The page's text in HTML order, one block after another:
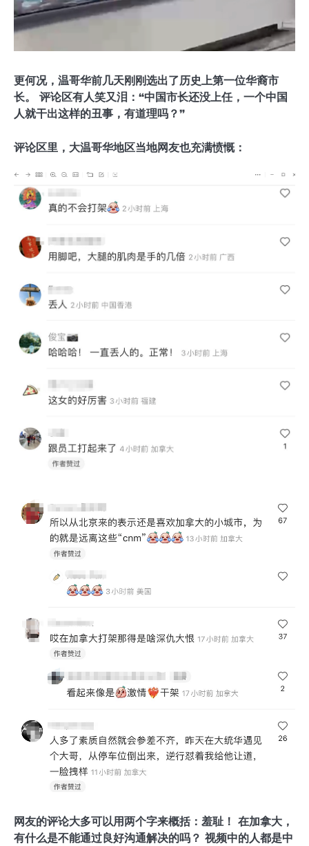
更何况，温哥华前几天刚刚选出了历史上第一位华裔市
长。 评论区有人笑又泪：“中国市长还没上任，一个中国
人就干出这样的丑事，有道理吗？”
评论区里，大温哥华地区当地网友也充满愤慨：
网友的评论大多可以用两个字来概括：羞耻！ 在加拿大，
有什么是不能通过良好沟通解决的吗？ 视频中的人都是中